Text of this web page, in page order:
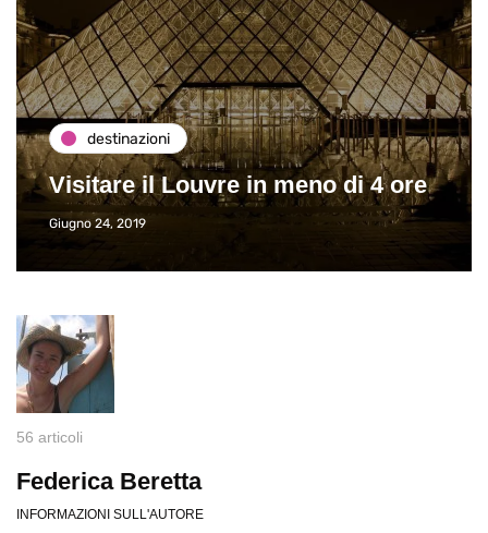
destinazioni
Visitare il Louvre in meno di 4 ore
Giugno 24, 2019
56 articoli
Federica Beretta
INFORMAZIONI SULL'AUTORE